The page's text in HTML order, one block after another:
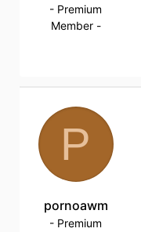
- Premium
Member -
P
pornoawm
- Premium